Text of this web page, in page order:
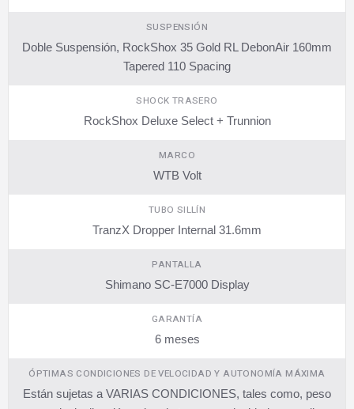
SUSPENSIÓN
Doble Suspensión, RockShox 35 Gold RL DebonAir 160mm
Tapered 110 Spacing
SHOCK TRASERO
RockShox Deluxe Select + Trunnion
MARCO
WTB Volt
TUBO SILLÍN
TranzX Dropper Internal 31.6mm
PANTALLA
Shimano SC-E7000 Display
GARANTÍA
6 meses
ÓPTIMAS CONDICIONES DE VELOCIDAD Y AUTONOMÍA MÁXIMA
Están sujetas a VARIAS CONDICIONES, tales como, peso